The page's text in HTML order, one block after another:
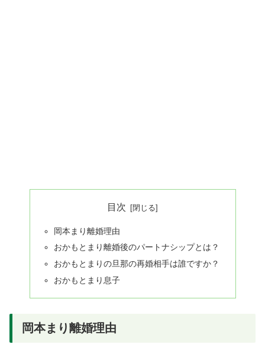
目次
岡本まり離婚理由
おかもとまり離婚後のパートナシップとは？
おかもとまりの旦那の再婚相手は誰ですか？
おかもとまり息子
岡本まり離婚理由